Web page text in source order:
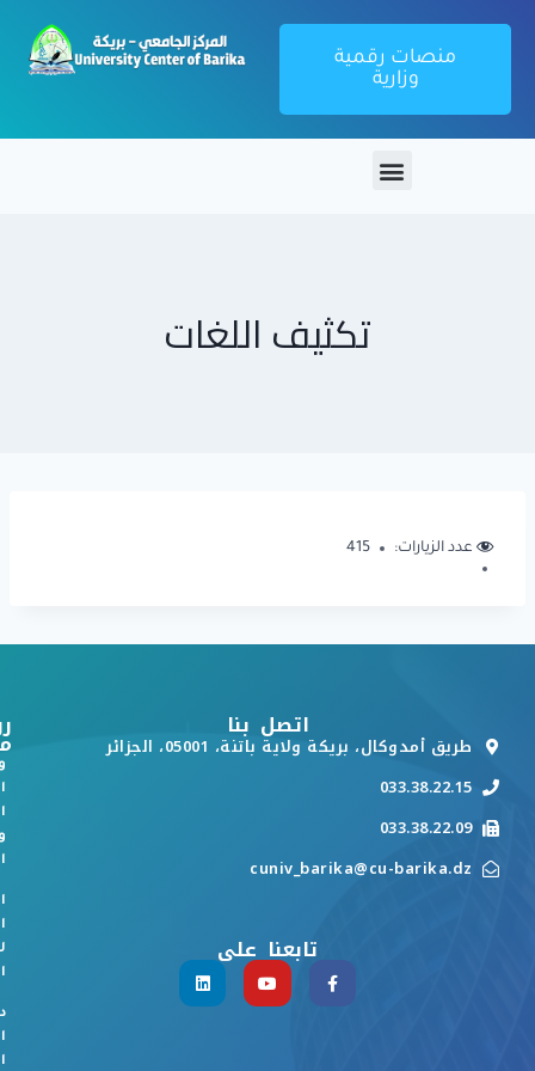
منصات رقمية
وزارية
تكثيف اللغات
عدد الزيارات: 415
اتصل بنا
طريق أمدوكال، بريكة ولاية باتنة، 05001، الجزائر
033.38.22.15
033.38.22.09
cuniv_barika@cu-barika.dz
تابعنا على